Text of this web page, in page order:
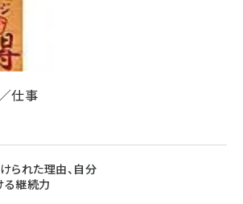
仕事
られた理由、自分
る継続力